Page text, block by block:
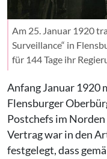
Am 25. Januar 1920
Surveillance“ in
für 144 Tage ihr
Anfang Januar 1920
Flensburger
Postchefs im
Vertrag war in den
festgelegt, dass